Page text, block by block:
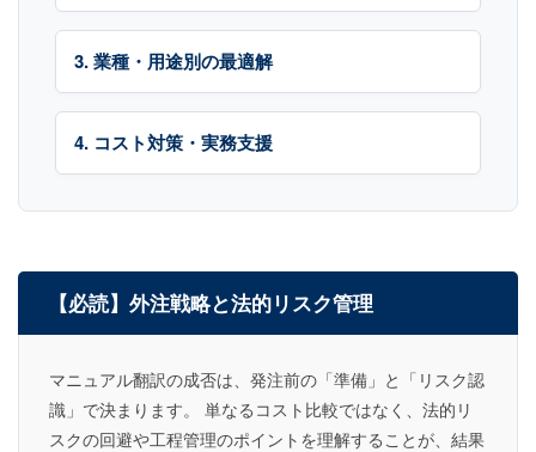
3. 業種・用途別の最適解
4. コスト対策・実務支援
【必読】外注戦略と法的リスク管理
マニュアル翻訳の成否は、発注前の「準備」と「リスク認
識」で決まります。 単なるコスト比較ではなく、法的リ
スクの回避や工程管理のポイントを理解することが、結果